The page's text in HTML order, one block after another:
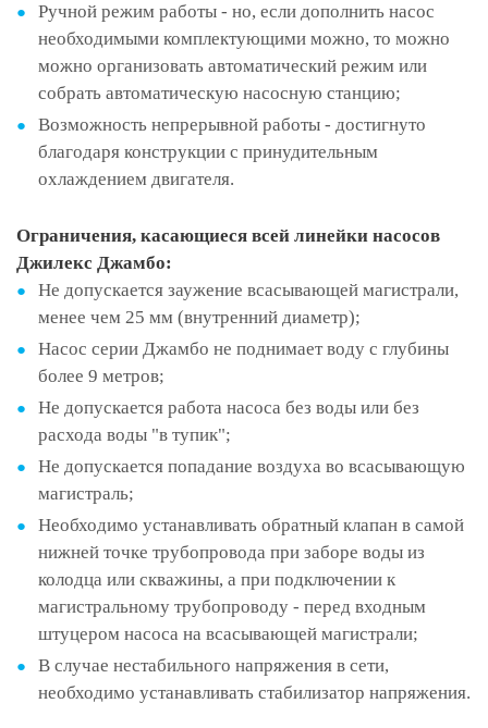
Ручной режим работы - но, если дополнить насос
необходимыми комплектующими можно, то можно
можно организовать автоматический режим или
собрать автоматическую насосную станцию;
Возможность непрерывной работы - достигнуто
благодаря конструкции с принудительным
охлаждением двигателя.
Ограничения, касающиеся всей линейки насосов
Джилекс Джамбо:
Не допускается заужение всасывающей магистрали,
менее чем 25 мм (внутренний диаметр);
Насос серии Джамбо не поднимает воду с глубины
более 9 метров;
Не допускается работа насоса без воды или без
расхода воды "в тупик";
Не допускается попадание воздуха во всасывающую
магистраль;
Необходимо устанавливать обратный клапан в самой
нижней точке трубопровода при заборе воды из
колодца или скважины, а при подключении к
магистральному трубопроводу - перед входным
штуцером насоса на всасывающей магистрали;
В случае нестабильного напряжения в сети,
необходимо устанавливать стабилизатор напряжения.